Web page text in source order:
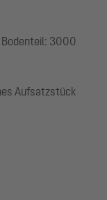
Bodenteil: 3000
Aufsatzstück